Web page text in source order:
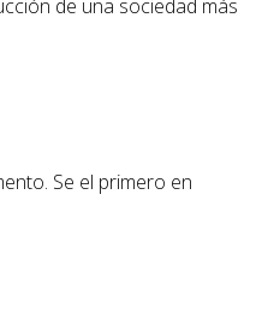
de una sociedad más
Se el primero en